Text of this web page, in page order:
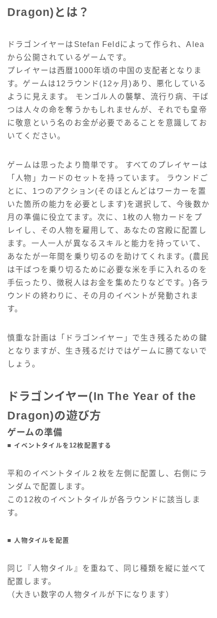
Dragon)とは？
ドラゴンイヤーはStefan Feldによって作られ、Alea
から公開されているゲームです。
プレイヤーは西暦1000年頃の中国の支配者となりま
す。ゲームは12ラウンド(12ヶ月)あり、悪化している
ように見えます。 モンゴル人の襲撃、流行り病、干ば
つは人々の命を奪うかもしれませんが、それでも皇帝
に敬意という名のお金が必要であることを意識してお
いてください。
ゲームは思ったより簡単です。 すべてのプレイヤーは
「人物」カードのセットを持っています。 ラウンドご
とに、1つのアクション(そのほとんどはワーカーを置
いた箇所の能力を必要とします)を選択して、今後数か
月の準備に役立てます。次に、1枚の人物カードをプ
レイし、その人物を雇用して、あなたの宮殿に配置し
ます。一人一人が異なるスキルと能力を持っていて、
あなたが一年間を乗り切るのを助けてくれます。(農民
は干ばつを乗り切るために必要な米を手に入れるのを
手伝ったり、徴税人はお金を集めたりなどです。)各ラ
ウンドの終わりに、その月のイベントが発動されま
す。
慎重な計画は「ドラゴンイヤー」で生き残るための鍵
となりますが、生き残るだけではゲームに勝てないで
しょう。
ドラゴンイヤー(In The Year of the
Dragon)の遊び方
ゲームの準備
■ イベントタイルを12枚配置する
平和のイベントタイル２枚を左側に配置し、右側にラ
ンダムで配置します。
この12枚のイベントタイルが各ラウンドに該当しま
す。
■ 人物タイルを配置
同じ『人物タイル』を重ねて、同じ種類を縦に並べて
配置します。
（大きい数字の人物タイルが下になります）